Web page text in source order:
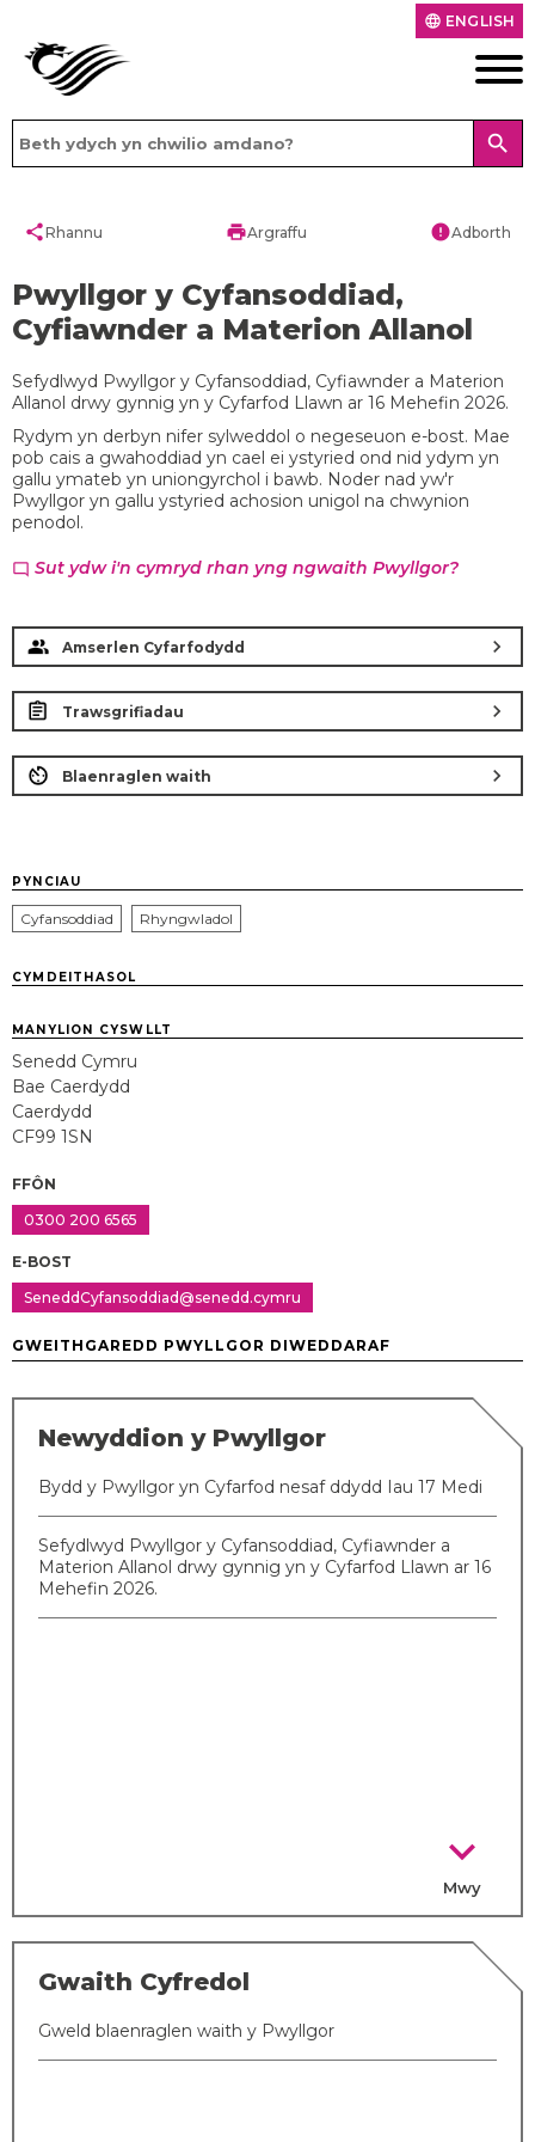
language ENGLISH
search
shareRhannu printArgraffu errorAdborth
Pwyllgor y Cyfansoddiad,
Cyfiawnder a Materion Allanol
Sefydlwyd Pwyllgor y Cyfansoddiad, Cyfiawnder a Materion
Allanol drwy gynnig yn y Cyfarfod Llawn ar 16 Mehefin 2026.
Rydym yn derbyn nifer sylweddol o negeseuon e-bost. Mae
pob cais a gwahoddiad yn cael ei ystyried ond nid ydym yn
gallu ymateb yn uniongyrchol i bawb. Noder nad yw'r
Pwyllgor yn gallu ystyried achosion unigol na chwynion
penodol.
chat_bubble_outline Sut ydw i'n cymryd rhan yng ngwaith Pwyllgor?
Amserlen Cyfarfodydd chevron_right
Trawsgrifiadau chevron_right
Blaenraglen waith chevron_right
PYNCIAU
Cyfansoddiad Rhyngwladol
CYMDEITHASOL
MANYLION CYSWLLT
Senedd Cymru
Bae Caerdydd
Caerdydd
CF99 1SN
FFÔN
0300 200 6565
E-BOST
SeneddCyfansoddiad@senedd.cymru
GWEITHGAREDD PWYLLGOR DIWEDDARAF
Newyddion y Pwyllgor
Bydd y Pwyllgor yn Cyfarfod nesaf ddydd Iau 17 Medi
Sefydlwyd Pwyllgor y Cyfansoddiad, Cyfiawnder a
Materion Allanol drwy gynnig yn y Cyfarfod Llawn ar 16
Mehefin 2026.
chevron_right
Mwy
Gwaith Cyfredol
Gweld blaenraglen waith y Pwyllgor